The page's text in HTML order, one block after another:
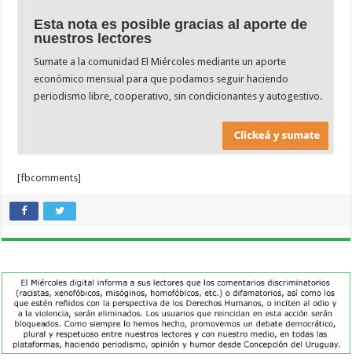
Esta nota es posible gracias al aporte de
nuestros lectores
Sumate a la comunidad El Miércoles mediante un aporte
económico mensual para que podamos seguir haciendo
periodismo libre, cooperativo, sin condicionantes y autogestivo.
[fbcomments]